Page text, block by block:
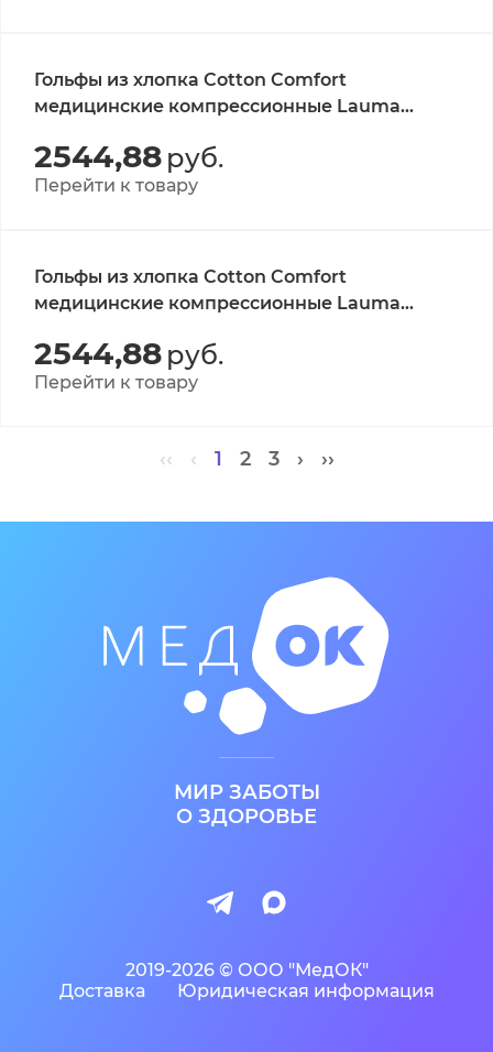
Гольфы из хлопка Cotton Comfort
медицинские компрессионные Lauma
2544,88 руб.
Перейти к товару
Гольфы из хлопка Cotton Comfort
медицинские компрессионные Lauma
2544,88 руб.
Перейти к товару
‹‹ ‹ 1 2 3 › ››
МИР ЗАБОТЫ
О ЗДОРОВЬЕ
2019-2026 © ООО "МедОК"
Доставка
Юридическая информация